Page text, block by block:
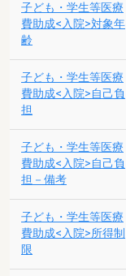
子ども・学生等医療
費助成<入院>対象年
齢
子ども・学生等医療
費助成<入院>自己負
担
子ども・学生等医療
費助成<入院>自己負
担－備考
子ども・学生等医療
費助成<入院>所得制
限